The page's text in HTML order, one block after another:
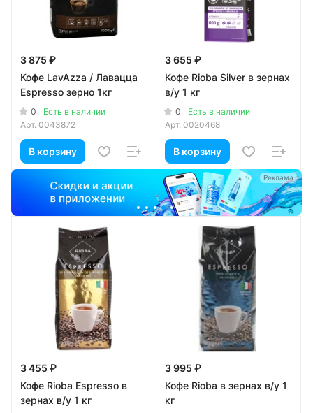
3 875 ₽
Кофе LavAzza / Лавацца
Espresso зерно 1кг
0
Есть в наличии
Арт. 0043872
В корзину
3 655 ₽
Кофе Rioba Silver в зернах
в/у 1 кг
0
Есть в наличии
Арт. 0020468
В корзину
3 455 ₽
Кофе Rioba Espresso в
зернах в/у 1 кг
3 995 ₽
Кофе Rioba в зернах в/у 1
кг